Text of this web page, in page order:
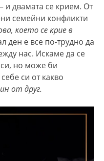
двамата се крием. От
семейни конфликти
което се крие в
ден е все по-трудно да
нас. Искаме да се
но може би
си от какво
от друг.